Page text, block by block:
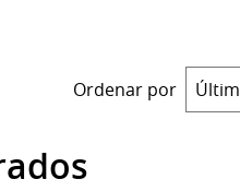
Ordenar por